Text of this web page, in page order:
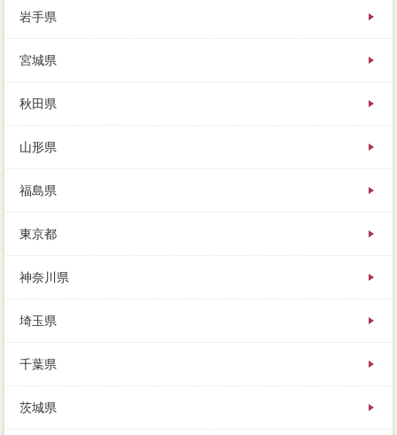
岩手県
宮城県
秋田県
山形県
福島県
東京都
神奈川県
埼玉県
千葉県
茨城県